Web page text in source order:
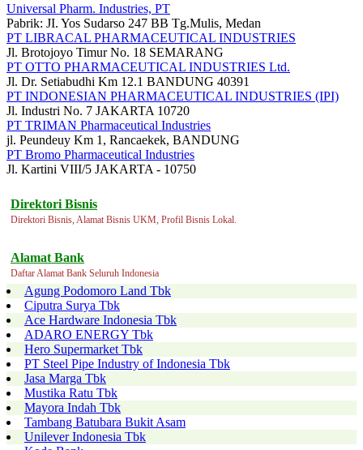
Universal Pharm. Industries, PT
Pabrik: JI. Yos Sudarso 247 BB Tg.Mulis, Medan
PT LIBRACAL PHARMACEUTICAL INDUSTRIES
Jl. Brotojoyo Timur No. 18 SEMARANG
PT OTTO PHARMACEUTICAL INDUSTRIES Ltd.
Jl. Dr. Setiabudhi Km 12.1 BANDUNG 40391
PT INDONESIAN PHARMACEUTICAL INDUSTRIES (IPI)
Jl. Industri No. 7 JAKARTA 10720
PT TRIMAN Pharmaceutical Industries
jl. Peundeuy Km 1, Rancaekek, BANDUNG
PT Bromo Pharmaceutical Industries
Jl. Kartini VIII/5 JAKARTA - 10750
Direktori Bisnis
Direktori Bisnis, Alamat Bisnis UKM, Profil Bisnis Lokal.
Alamat Bank
Daftar Alamat Bank Seluruh Indonesia
Agung Podomoro Land Tbk
Ciputra Surya Tbk
Ace Hardware Indonesia Tbk
ADARO ENERGY Tbk
Hero Supermarket Tbk
PT Steel Pipe Industry of Indonesia Tbk
Jasa Marga Tbk
Mustika Ratu Tbk
Mayora Indah Tbk
Tambang Batubara Bukit Asam
Unilever Indonesia Tbk